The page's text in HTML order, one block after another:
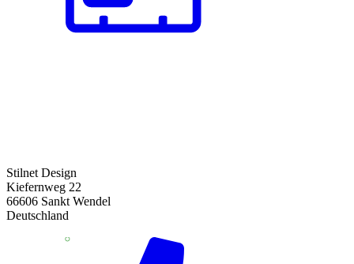
Stilnet Design
Kiefernweg 22
66606 Sankt Wendel
Deutschland